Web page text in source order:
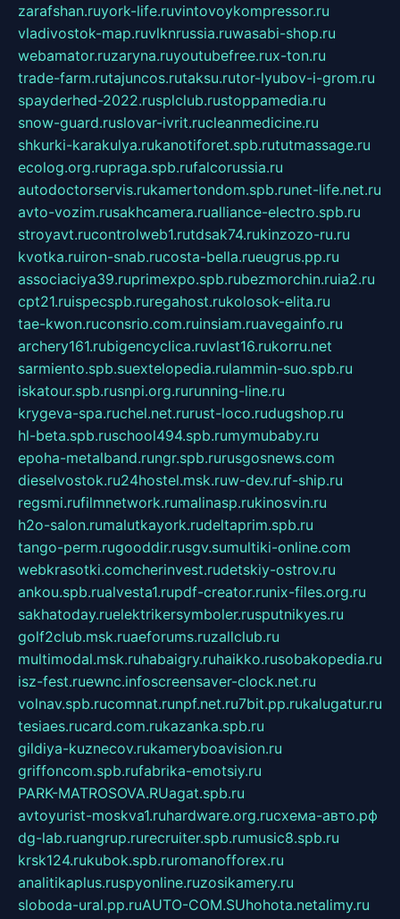
zarafshan.ruyork-life.ruvintovoykompressor.ru
vladivostok-map.ruvlknrussia.ruwasabi-shop.ru
webamator.ruzaryna.ruyoutubefree.rux-ton.ru
trade-farm.rutajuncos.rutaksu.rutor-lyubov-i-grom.ru
spayderhed-2022.rusplclub.rustoppamedia.ru
snow-guard.ruslovar-ivrit.rucleanmedicine.ru
shkurki-karakulya.rukanotiforet.spb.rututmassage.ru
ecolog.org.rupraga.spb.rufalcorussia.ru
autodoctorservis.rukamertondom.spb.runet-life.net.ru
avto-vozim.rusakhcamera.rualliance-electro.spb.ru
stroyavt.rucontrolweb1.rutdsak74.rukinzozo-ru.ru
kvotka.ruiron-snab.rucosta-bella.rueugrus.pp.ru
associaciya39.ruprimexpo.spb.rubezmorchin.ruia2.ru
cpt21.ruispecspb.ruregahost.rukolosok-elita.ru
tae-kwon.ruconsrio.com.ruinsiam.ruavegainfo.ru
archery161.rubigencyclica.ruvlast16.rukorru.net
sarmiento.spb.suextelopedia.rulammin-suo.spb.ru
iskatour.spb.rusnpi.org.rurunning-line.ru
krygeva-spa.ruchel.net.rurust-loco.rudugshop.ru
hl-beta.spb.ruschool494.spb.rumymubaby.ru
epoha-metalband.rungr.spb.rurusgosnews.com
dieselvostok.ru24hostel.msk.ruw-dev.ruf-ship.ru
regsmi.rufilmnetwork.rumalinasp.rukinosvin.ru
h2o-salon.rumalutkayork.rudeltaprim.spb.ru
tango-perm.rugooddir.rusgv.sumultiki-online.com
webkrasotki.comcherinvest.rudetskiy-ostrov.ru
ankou.spb.rualvesta1.rupdf-creator.runix-files.org.ru
sakhatoday.ruelektrikersymboler.rusputnikyes.ru
golf2club.msk.ruaeforums.ruzallclub.ru
multimodal.msk.ruhabaigry.ruhaikko.rusobakopedia.ru
isz-fest.ruewnc.infoscreensaver-clock.net.ru
volnav.spb.rucomnat.runpf.net.ru7bit.pp.rukalugatur.ru
tesiaes.rucard.com.rukazanka.spb.ru
gildiya-kuznecov.rukameryboavision.ru
griffoncom.spb.rufabrika-emotsiy.ru
PARK-MATROSOVA.RUagat.spb.ru
avtoyurist-moskva1.ruhardware.org.ruсхема-авто.рф
dg-lab.ruangrup.rurecruiter.spb.rumusic8.spb.ru
krsk124.rukubok.spb.ruromanofforex.ru
analitikaplus.ruspyonline.ruzosikamery.ru
sloboda-ural.pp.ruAUTO-COM.SUhohota.netalimy.ru